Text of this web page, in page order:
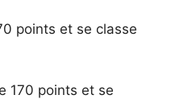
points et se classe
170 points et se